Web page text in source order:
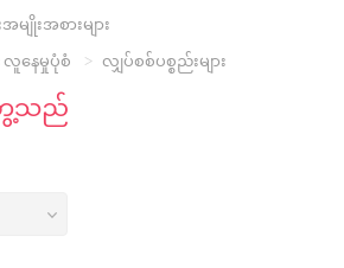
မျိုးအစားများ
လူနေမှုပုံစံ
လျှပ်စစ်ပစ္စည်းများ
သည်